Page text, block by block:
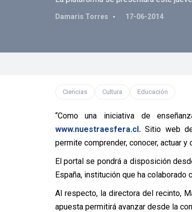
Damaris Torres 17-06-2014
Ciencias Cultura Educación
“Como una iniciativa de
www.nuestraesfera.cl.Sitio web
permite comprender, conocer, actuar
El portal se pondrá a disposición
España, institución que ha colaborado
Al respecto, la directora del recinto,
apuesta permitirá avanzar desde la